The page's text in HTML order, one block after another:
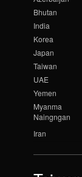
Bhutan
India
Korea
Japan
Taiwan
UAE
Yemen
Myanma
Naingngan
Iran